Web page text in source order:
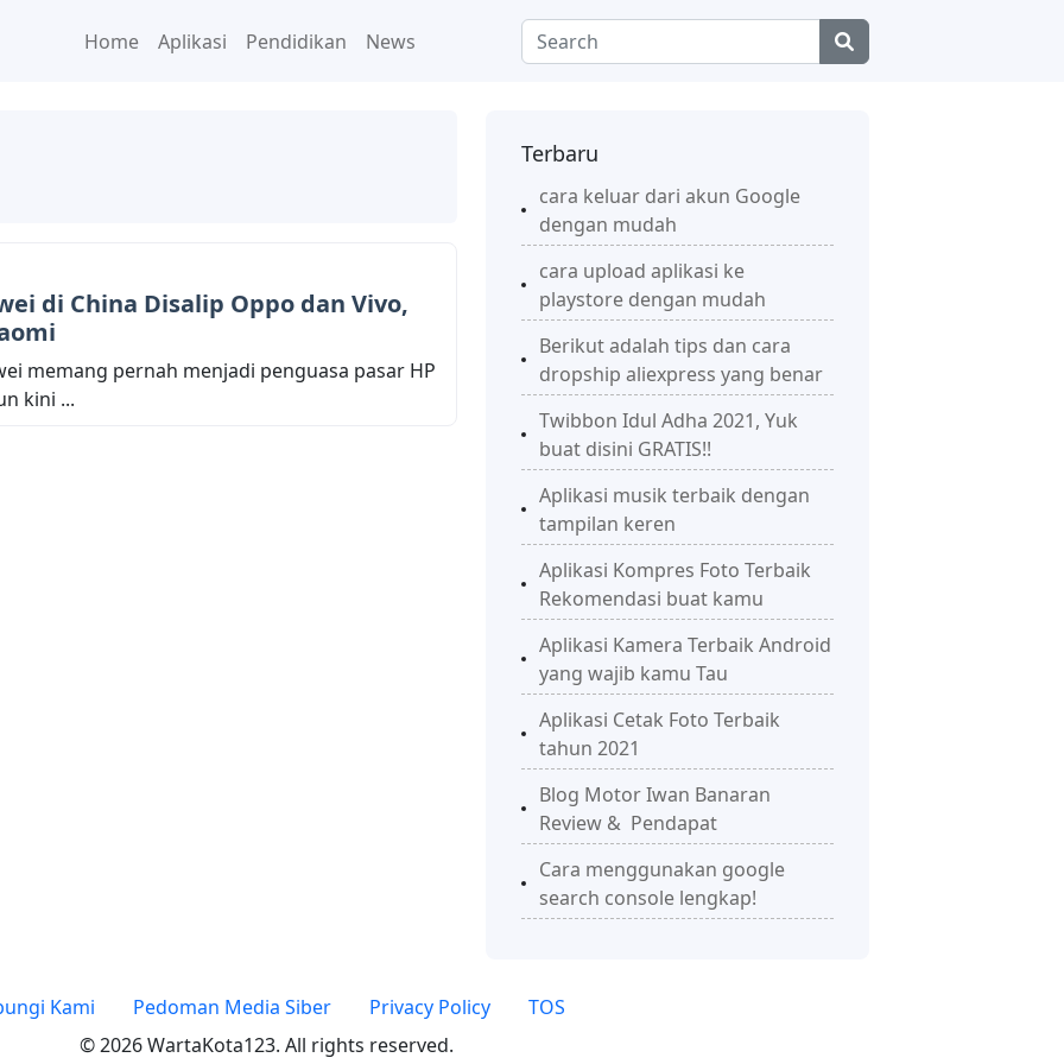
Home Aplikasi Pendidikan News
di China Disalip Oppo dan Vivo,
memang pernah menjadi penguasa pasar HP
kini ...
Terbaru
cara keluar dari akun Google
dengan mudah
cara upload aplikasi ke
playstore dengan mudah
Berikut adalah tips dan cara
dropship aliexpress yang benar
Twibbon Idul Adha 2021, Yuk
buat disini GRATIS!!
Aplikasi musik terbaik dengan
tampilan keren
Aplikasi Kompres Foto Terbaik
Rekomendasi buat kamu
Aplikasi Kamera Terbaik Android
yang wajib kamu Tau
Aplikasi Cetak Foto Terbaik
tahun 2021
Blog Motor Iwan Banaran
Review & Pendapat
Cara menggunakan google
search console lengkap!
Kami Pedoman Media Siber Privacy Policy
TOS
© 2026 WartaKota123. All rights reserved.